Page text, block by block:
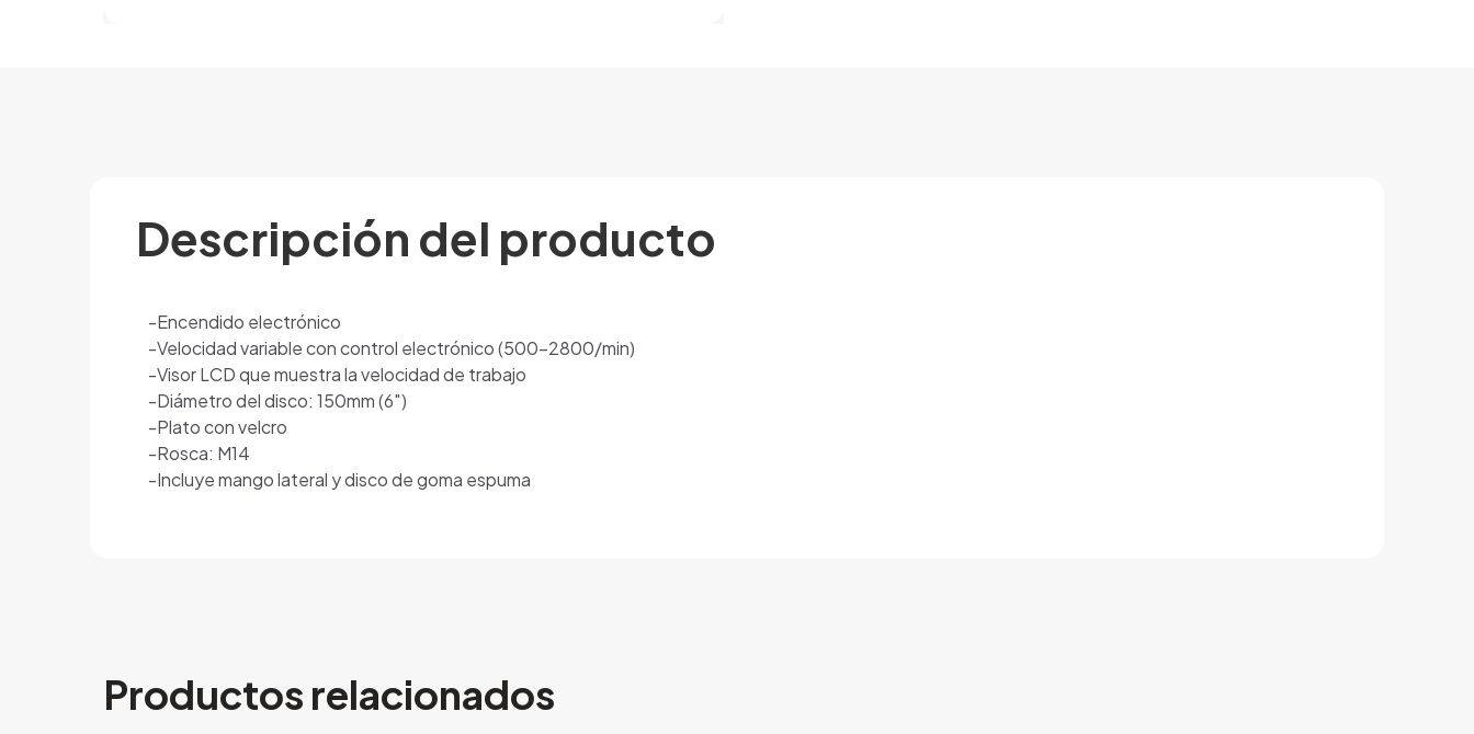
Descripción del producto
-Encendido electrónico
-Velocidad variable con control electrónico (500-2800/min)
-Visor LCD que muestra la velocidad de trabajo
-Diámetro del disco: 150mm (6″)
-Plato con velcro
-Rosca: M14
-Incluye mango lateral y disco de goma espuma
Productos relacionados